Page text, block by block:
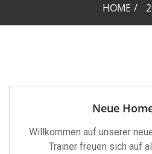
HOME
Neue
Willkommen auf unserer
Trainer freuen sich auf